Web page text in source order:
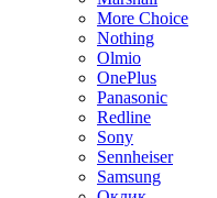
More Choice
Nothing
Olmio
OnePlus
Panasonic
Redline
Sony
Sennheiser
Samsung